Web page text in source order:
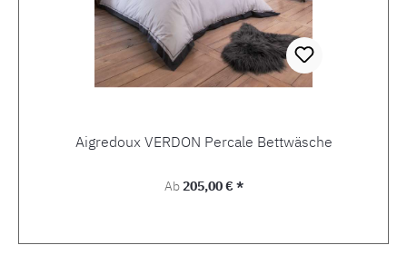
Aigredoux VERDON Percale Bettwäsche
Regulärer Preis:
Ab205,00 € *